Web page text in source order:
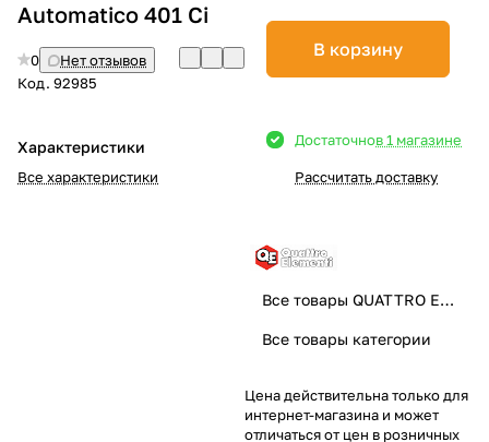
Automatico 401 Ci
0
Нет отзывов
Код. 92985
Характеристики
Все характеристики
В корзину
Достаточнов 1 магазине
Рассчитать доставку
Все товары QUATTRO ELEMENTI
Все товары категории
Цена действительна только для
интернет-магазина и может
отличаться от цен в розничных
Сегодня
в корзину
% картой любого банка
% будут